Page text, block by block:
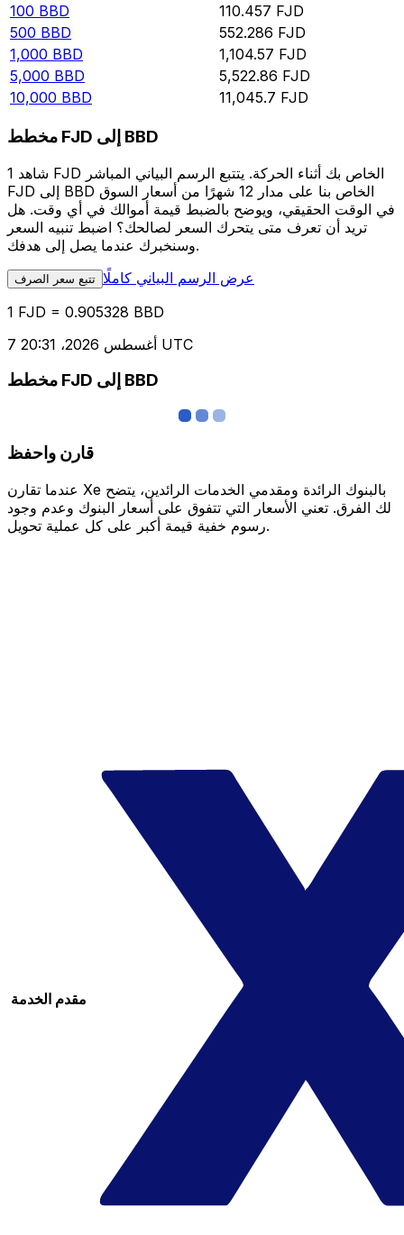
100 BBD 110.457 FJD
500 BBD 552.286 FJD
1,000 BBD 1,104.57 FJD
5,000 BBD 5,522.86 FJD
10,000 BBD 11,045.7 FJD
مخطط FJD إلى BBD
شاهد 1 FJD الخاص بك أثناء الحركة. يتتبع الرسم البياني المباشر
FJD إلى BBD الخاص بنا على مدار 12 شهرًا من أسعار السوق
في الوقت الحقيقي، ويوضح بالضبط قيمة أموالك في أي وقت. هل
تريد أن تعرف متى يتحرك السعر لصالحك؟ اضبط تنبيه السعر
وسنخبرك عندما يصل إلى هدفك.
تتبع سعر الصرف عرض الرسم البياني كاملًا
1 FJD = 0.905328 BBD
7 أغسطس 2026، 20:31 UTC
مخطط FJD إلى BBD
قارن واحفظ
عندما تقارن Xe بالبنوك الرائدة ومقدمي الخدمات الرائدين، يتضح
لك الفرق. تعني الأسعار التي تتفوق على أسعار البنوك وعدم وجود
رسوم خفية قيمة أكبر على كل عملية تحويل.
مقدم الخدمة